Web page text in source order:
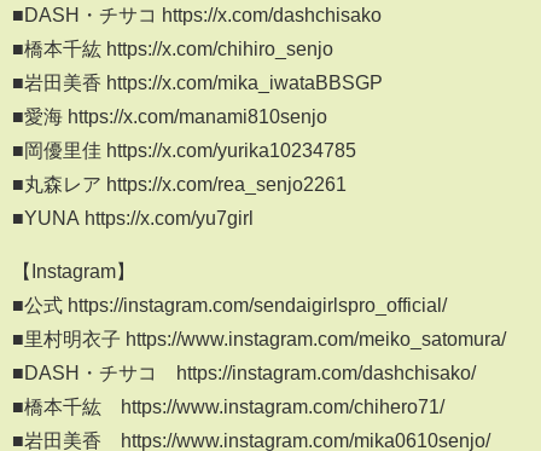
■DASH・チサコ https://x.com/dashchisako
■橋本千紘 https://x.com/chihiro_senjo
■岩田美香 https://x.com/mika_iwataBBSGP
■愛海 https://x.com/manami810senjo
■岡優里佳 https://x.com/yurika10234785
■丸森レア https://x.com/rea_senjo2261
■YUNA https://x.com/yu7girl
【Instagram】
■公式 https://instagram.com/sendaigirlspro_official/
■里村明衣子 https://www.instagram.com/meiko_satomura/
■DASH・チサコ https://instagram.com/dashchisako/
■橋本千紘 https://www.instagram.com/chihero71/
■岩田美香 https://www.instagram.com/mika0610senjo/